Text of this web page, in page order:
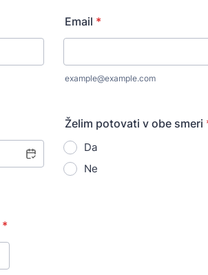
Email *
example@example.com
Želim potovati v obe smeri
Da
Ne
*